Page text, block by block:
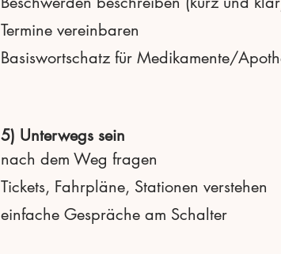
Termine vereinbaren
Basiswortschatz für Medikamente/
5) Unterwegs sein
nach dem Weg fragen
Tickets, Fahrpläne, Stationen verstehen
einfache Gespräche am Schalter